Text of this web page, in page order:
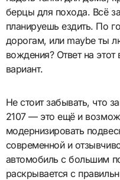
берцы для похода. Всё
планируешь ездить. По
дорогам, или maybe ты
вождения? Ответ на
вариант.
Не стоит забывать, что
2107 — это ещё и
модернизировать
современной и
автомобиль с большим
раскрывается с